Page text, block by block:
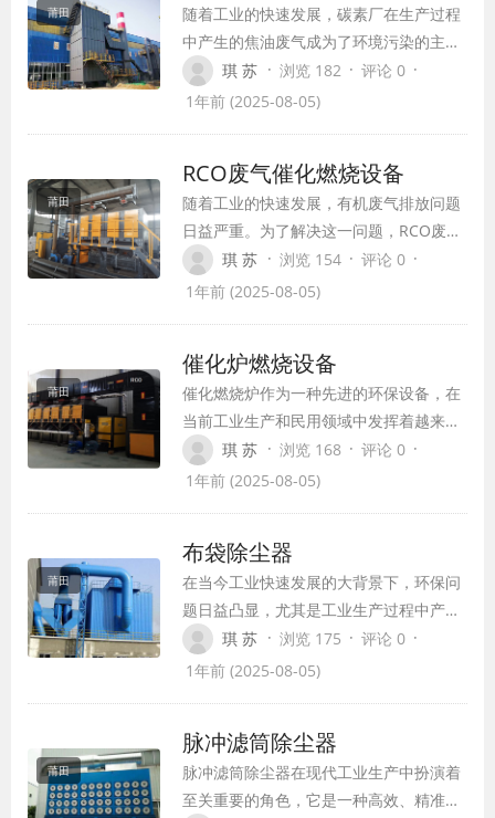
莆田
随着工业的快速发展，碳素厂在生产过程
中产生的焦油废气成为了环境污染的主要
来源之一。为了减少焦油废气对环境的污
染，提高生产效率，碳素厂蜂窝式电捕焦
环保领域发挥着重要作用。
琪 苏 · 浏览 182 · 评论 0 ·
1年前 (2025-08-05)
莆田
RCO废气催化燃烧设备
随着工业的快速发展，有机废气排放问题
日益严重。为了解决这一问题，RCO废气
催化燃烧设备应运而生。
RCO（Regenerative Catalytic
高浓度有机废气净化。本文将详细介绍
RCO废气催化燃烧设备的工作原理、特点
和应用领域。
琪 苏 · 浏览 154 · 评论 0 ·
1年前 (2025-08-05)
莆田
催化炉燃烧设备
催化燃烧炉作为一种先进的环保设备，在
当前工业生产和民用领域中发挥着越来越
重要的作用。它通过催化剂在低温下实现
对有机物的氧化，从而减少能源消耗和排
工作原理、特点、应用领域等方面进行详
细介绍。
琪 苏 · 浏览 168 · 评论 0 ·
1年前 (2025-08-05)
莆田
布袋除尘器
在当今工业快速发展的大背景下，环保问
题日益凸显，尤其是工业生产过程中产生
的粉尘污染，对环境和人体健康造成了严
重威胁。为了有效解决这一问题，布袋除
琪 苏 · 浏览 175 · 评论 0 ·
1年前 (2025-08-05)
莆田
脉冲滤筒除尘器
脉冲滤筒除尘器在现代工业生产中扮演着
至关重要的角色，它是一种高效、精准的